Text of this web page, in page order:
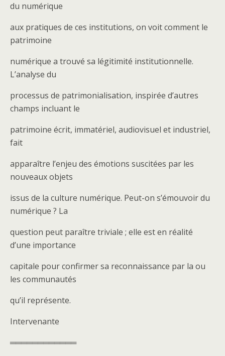
du numérique
aux pratiques de ces institutions, on voit comment le
patrimoine
numérique a trouvé sa légitimité institutionnelle.
L’analyse du
processus de patrimonialisation, inspirée d’autres
champs incluant le
patrimoine écrit, immatériel, audiovisuel et industriel,
fait
apparaître l’enjeu des émotions suscitées par les
nouveaux objets
issus de la culture numérique. Peut-on s’émouvoir du
numérique ? La
question peut paraître triviale ; elle est en réalité
d’une importance
capitale pour confirmer sa reconnaissance par la ou
les communautés
qu’il représente.
Intervenante
════════════